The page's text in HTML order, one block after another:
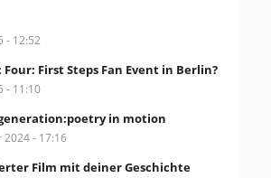
- 12:52
First Steps Fan Event in Berlin?
- 11:10
in motion
2024 - 17:16
Film mit deiner Geschichte